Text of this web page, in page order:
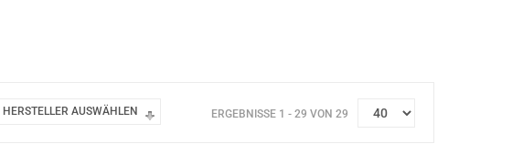
HERSTELLER AUSWÄHLEN ERGEBNISSE 1 - 29 VON 29